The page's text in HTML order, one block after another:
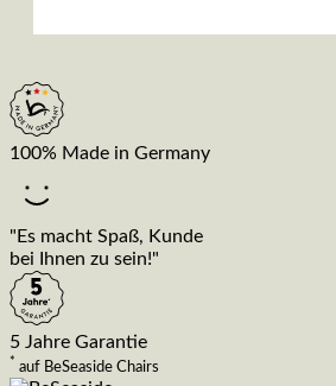
100% Made in Germany
"Es macht Spaß, Kunde
bei Ihnen zu sein!"
5 Jahre Garantie
* auf BeSeaside Chairs